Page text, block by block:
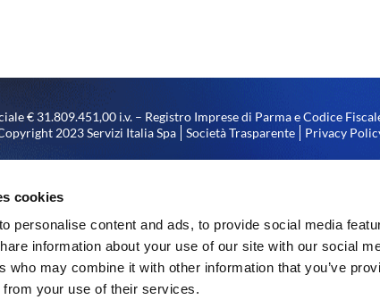
cookies
personalise content and ads, to provide social media
information about your use of our site with our social
who may combine it with other information that you’ve
from your use of their services.
€ 31.809.451,00 i.v. – Registro Imprese di Parma e Codice
2023 Servizi Italia Spa
Società Trasparente Privacy
titolare del numero 00310180351 di codice fiscale, iscrizione nel
Impianto di illuminazione a LED – stabilimento di Arco (TN)